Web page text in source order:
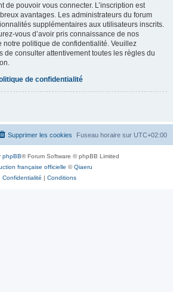
de pouvoir vous connecter. L’inscription est
avantages. Les administrateurs du forum
supplémentaires aux utilisateurs inscrits.
vous d’avoir pris connaissance de nos
notre politique de confidentialité. Veuillez
de consulter attentivement toutes les règles du
de confidentialité
Fuseau horaire sur UTC+02:00
Supprimer les cookies
phpBB® Forum Software © phpBB Limited
française officielle ©Qiaeru
Confidentialité | Conditions